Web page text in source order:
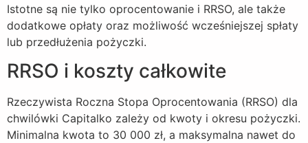
Istotne są nie tylko oprocentowanie i RRSO, ale także
dodatkowe opłaty oraz możliwość wcześniejszej spłaty
lub przedłużenia pożyczki.
RRSO i koszty całkowite
Rzeczywista Roczna Stopa Oprocentowania (RRSO) dla
chwilówki Capitalko zależy od kwoty i okresu pożyczki.
Minimalna kwota to 30 000 zł, a maksymalna nawet do